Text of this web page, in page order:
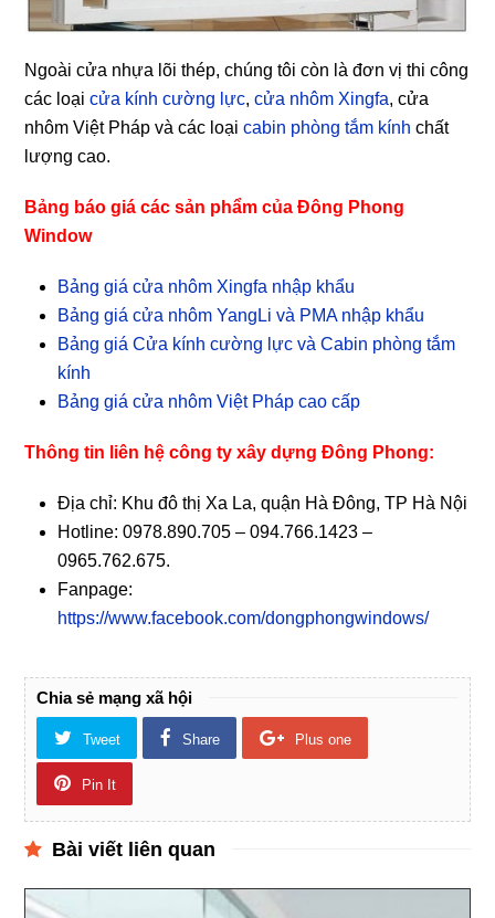
Ngoài cửa nhựa lõi thép, chúng tôi còn là đơn vị thi công
các loạicửa kính cường lực,cửa nhôm Xingfa, cửa
nhôm Việt Pháp và các loạicabin phòng tắm kính chất
lượng cao.
Bảng báo giá các sản phẩm của Đông Phong
Window
Bảng giá cửa nhôm Xingfa nhập khẩu
Bảng giá cửa nhôm YangLi và PMA nhập khẩu
Bảng giá Cửa kính cường lực và Cabin phòng tắm
kính
Bảng giá cửa nhôm Việt Pháp cao cấp
Thông tin liên hệ công ty xây dựng Đông Phong:
Địa chỉ: Khu đô thị Xa La, quận Hà Đông, TP Hà Nội
Hotline: 0978.890.705 – 094.766.1423 –
0965.762.675.
Fanpage:
https://www.facebook.com/dongphongwindows/
Chia sẻ mạng xã hội
Tweet Share Plus one
Pin It
Bài viết liên quan